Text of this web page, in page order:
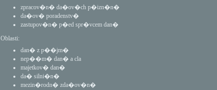
zpracov�n� da�ov�ch p�izn�n�
da�ov� poradenstv�
zastupov�n� p�ed spr�vcem dan�
Oblasti:
dan� z p��jm�
nep��m� dan� a cla
majetkov� dan�
da� silni�n�
mezin�rodn� zda�ov�n�